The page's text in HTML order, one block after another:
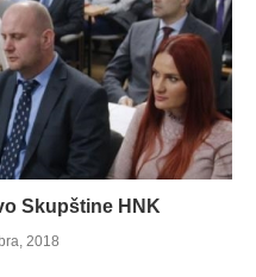
Skupštine HNK
2018